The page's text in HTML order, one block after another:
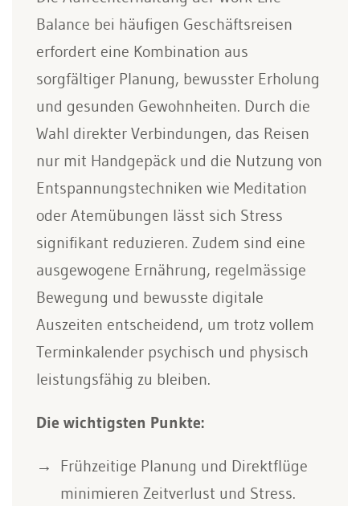
Balance bei häufigen Geschäftsreisen
erfordert eine Kombination aus
sorgfältiger Planung, bewusster Erholung
und gesunden Gewohnheiten. Durch die
Wahl direkter Verbindungen, das Reisen
nur mit Handgepäck und die Nutzung von
Entspannungstechniken wie Meditation
oder Atemübungen lässt sich Stress
signifikant reduzieren. Zudem sind eine
ausgewogene Ernährung, regelmässige
Bewegung und bewusste digitale
Auszeiten entscheidend, um trotz vollem
Terminkalender psychisch und physisch
leistungsfähig zu bleiben.
Die wichtigsten Punkte:
Frühzeitige Planung und Direktflüge
minimieren Zeitverlust und Stress.